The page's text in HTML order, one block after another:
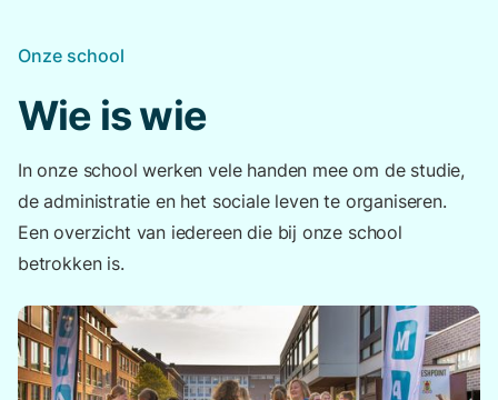
Onze school
Wie is wie
In onze school werken vele handen mee om de studie,
de administratie en het sociale leven te organiseren.
Een overzicht van iedereen die bij onze school
betrokken is.